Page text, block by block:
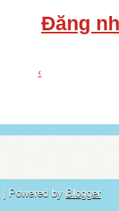
Đăng
‹
| Powered by Blogger